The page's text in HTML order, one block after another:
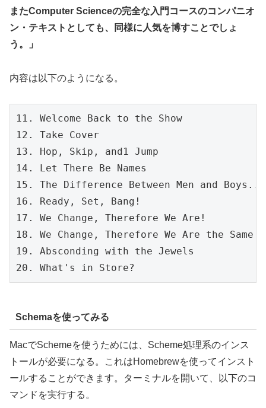
またComputer Scienceの完全な入門コースのコンパニオ
ン・テキストとしても、同様に人気を博すことでしょ
う。」
内容は以下のようになる。
11. Welcome Back to the Show
12. Take Cover
13. Hop, Skip, and1 Jump
14. Let There Be Names
15. The Difference Between Men and
16. Ready, Set, Bang!
17. We Change, Therefore We Are!
18. We Change, Therefore We Are the Same!
19. Absconding with the Jewels
20. What's in Store?
Schemaを使ってみる
MacでSchemeを使うためには、Scheme処理系のインス
トールが必要になる。これはHomebrewを使ってインスト
ールすることができます。ターミナルを開いて、以下のコ
マンドを実行する。